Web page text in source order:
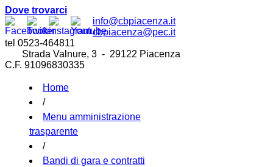
Dove trovarci
info@cbpiacenza.it
cbpiacenza@pec.it
tel 0523-464811
Strada Valnure, 3 - 29122 Piacenza
C.F. 91096830335
Home
/
Menu amministrazione
trasparente
/
Bandi di gara e contratti